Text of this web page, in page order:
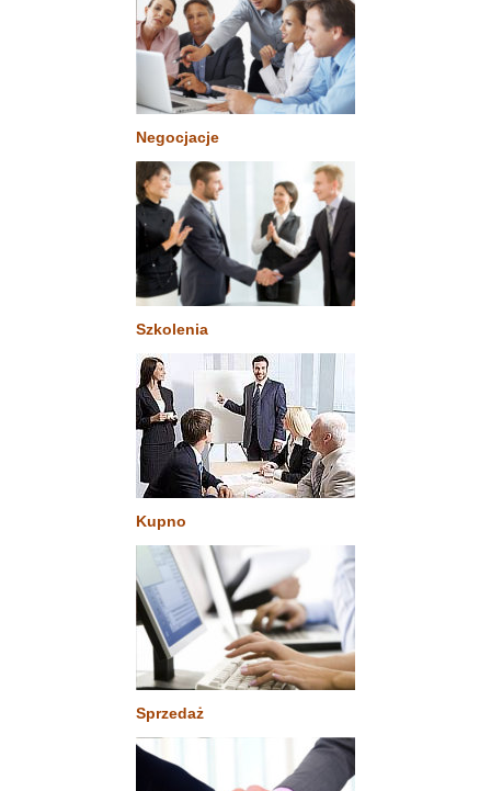
Negocjacje
Szkolenia
Kupno
Sprzedaż